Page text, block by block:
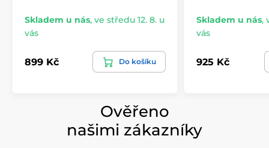
Skladem u nás, ve středu 12. 8. u
vás
899 Kč Do košíku
Skladem u nás,
vás
925 Kč
Ověřeno
našimi zákazníky